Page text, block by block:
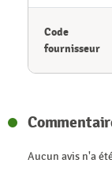
Code
fournisseur
Aucun avis n'a